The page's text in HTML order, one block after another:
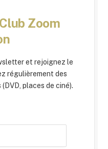
Zoom
et rejoignez le
régulièrement des
places de ciné).